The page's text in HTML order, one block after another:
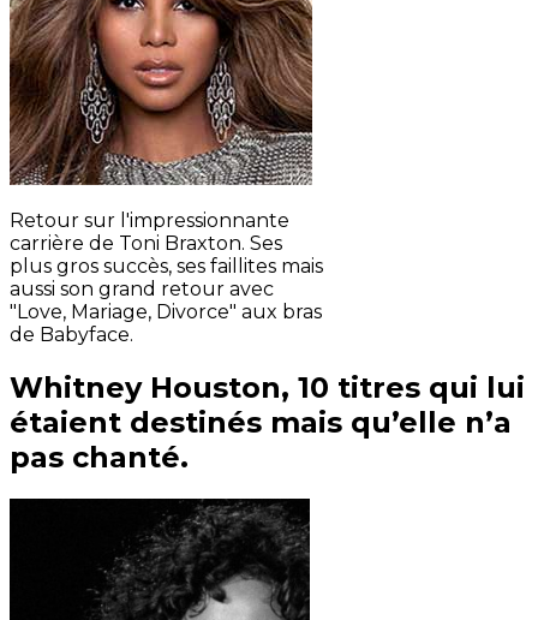
Retour sur l'impressionnante
carrière de Toni Braxton. Ses
plus gros succès, ses faillites mais
aussi son grand retour avec
"Love, Mariage, Divorce" aux bras
de Babyface.
Whitney Houston, 10 titres qui lui
étaient destinés mais qu’elle n’a
pas chanté.